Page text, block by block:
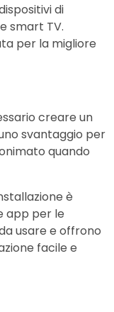
di
smart TV.
per la migliore
creare un
svantaggio per
quando
è
app per le
usare e offrono
facile e